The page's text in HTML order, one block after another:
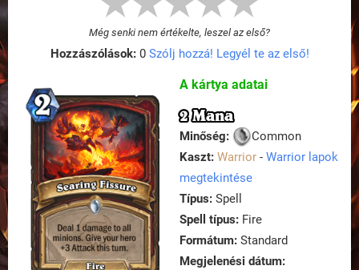
Még senki nem értékelte, leszel az első?
Hozzászólások:0 Szólj hozzá! Legyél te az első!
A kártya adatai
2 Mana
Minőség:
Common
Kaszt: Warrior - Warrior lapok
megtekintése
Típus: Spell
Spell típus: Fire
Formátum: Standard
Megjelenési dátum: